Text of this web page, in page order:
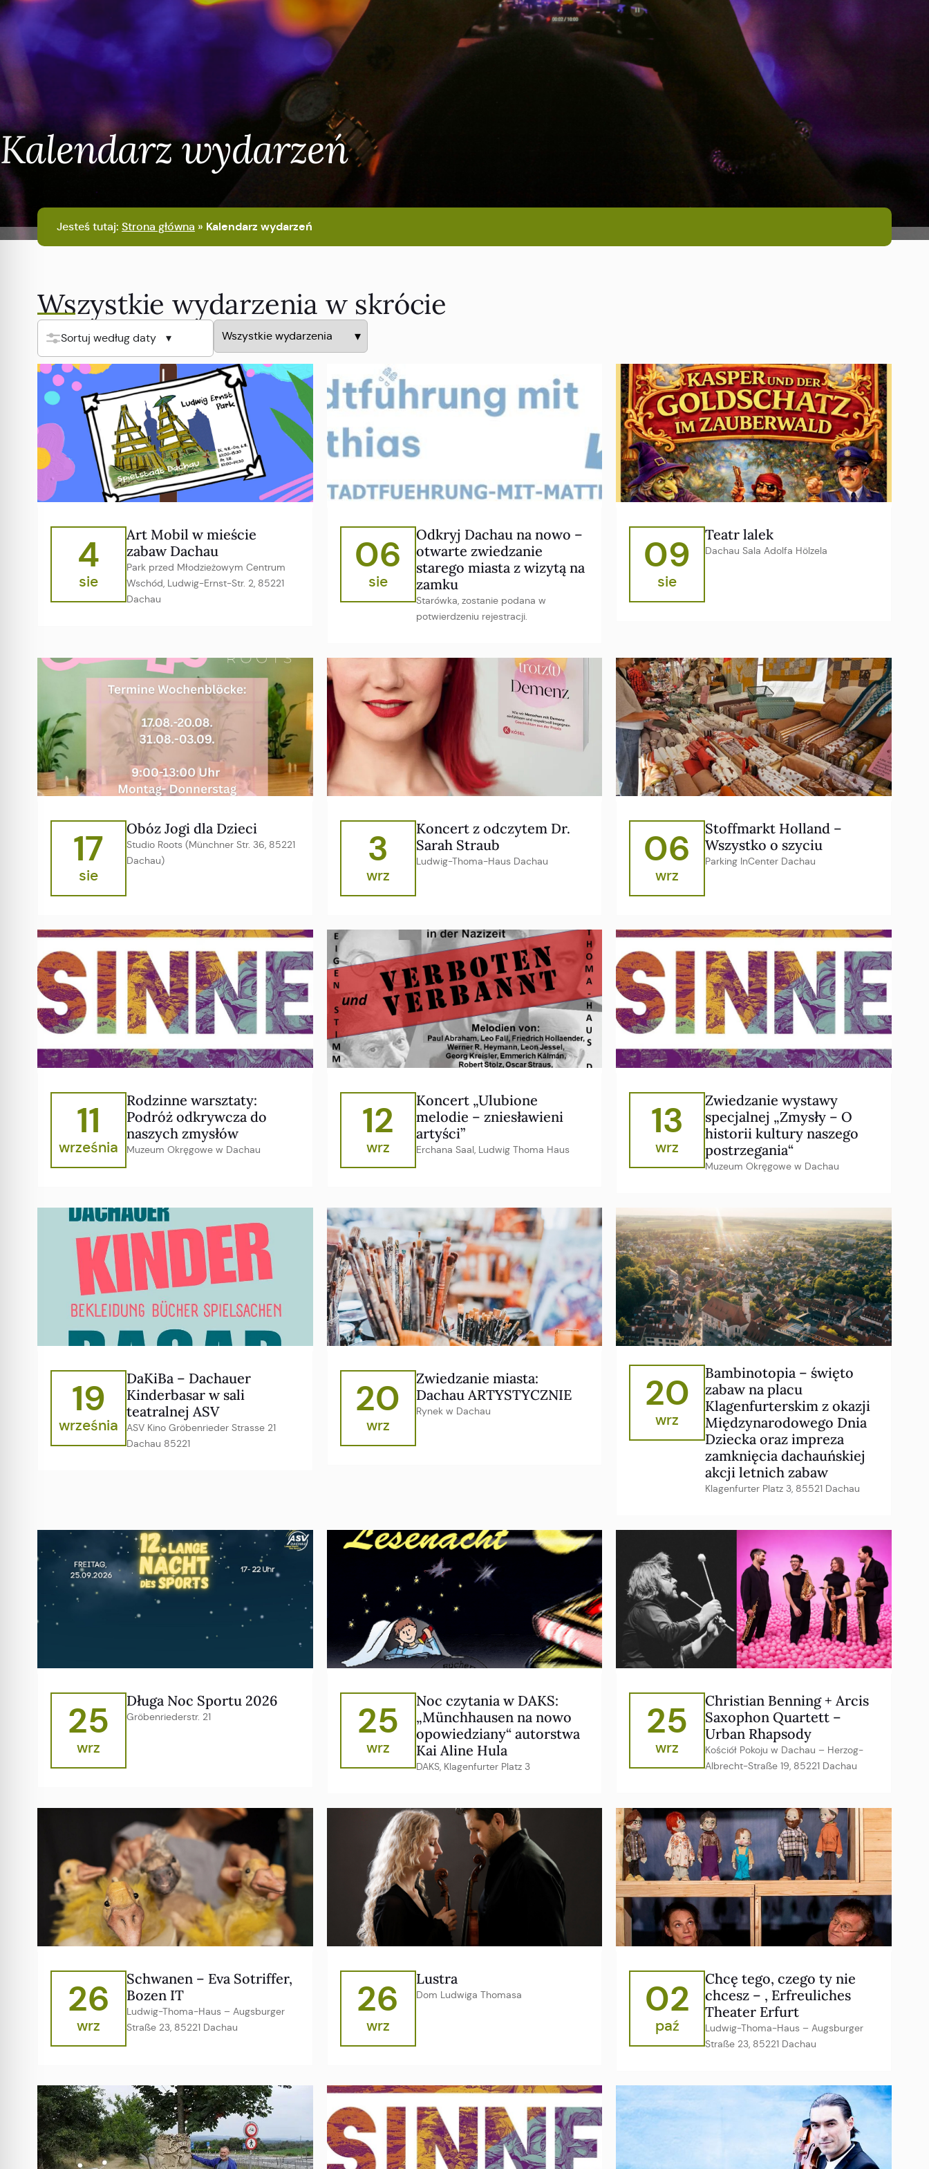
Jesteś tutaj: Strona główna » Kalendarz wydarzeń
Kalendarz wydarzeń
Wszystkie wydarzenia w skrócie
Sortuj według daty
4
sie
Art Mobil w mieście
zabaw Dachau
Park przed Młodzieżowym Centrum
Wschód, Ludwig-Ernst-Str. 2, 85221
Dachau
06
sie
Odkryj Dachau na nowo –
otwarte zwiedzanie
starego miasta z wizytą na
zamku
Starówka, zostanie podana w
potwierdzeniu rejestracji.
09
sie
Teatr lalek
Dachau Sala Adolfa Hölzela
17
sie
Obóz Jogi dla Dzieci
Studio Roots (Münchner Str. 36, 85221
Dachau)
3
wrz
Koncert z odczytem Dr.
Sarah Straub
Ludwig-Thoma-Haus Dachau 06
wrz
Stoffmarkt Holland –
Wszystko o szyciu
Parking InCenter Dachau
11
września
Rodzinne warsztaty:
Podróż odkrywcza do
naszych zmysłów
Muzeum Okręgowe w Dachau
12
wrz
Koncert „Ulubione
melodie – zniesławieni
artyści”
Erchana Saal, Ludwig Thoma Haus
13
wrz
Zwiedzanie wystawy
specjalnej „Zmysły – O
historii kultury naszego
postrzegania“
Muzeum Okręgowe w Dachau
19
września
DaKiBa – Dachauer
Kinderbasar w sali
teatralnej ASV
ASV Kino Gröbenrieder Strasse 21
Dachau 85221
20
wrz
Zwiedzanie miasta:
Dachau ARTYSTYCZNIE
Rynek w Dachau 20
wrz
Bambinotopia – święto
zabaw na placu
Klagenfurterskim z okazji
Międzynarodowego Dnia
Dziecka oraz impreza
zamknięcia dachauńskiej
akcji letnich zabaw
Klagenfurter Platz 3, 85521 Dachau
25
wrz
Długa Noc Sportu 2026
Gröbenriederstr. 21 25
wrz
Noc czytania w DAKS:
„Münchhausen na nowo
opowiedziany“ autorstwa
Kai Aline Hula
DAKS, Klagenfurter Platz 3
25
wrz
Christian Benning + Arcis
Saxophon Quartett –
Urban Rhapsody
Kościół Pokoju w Dachau – Herzog-
Albrecht-Straße 19, 85221 Dachau
26
wrz
Schwanen – Eva Sotriffer,
Bozen IT
Ludwig-Thoma-Haus – Augsburger
Straße 23, 85221 Dachau
26
wrz
Lustra
Dom Ludwiga Thomasa 02
paź
Chcę tego, czego ty nie
chcesz – , Erfreuliches
Theater Erfurt
Ludwig-Thoma-Haus – Augsburger
Straße 23, 85221 Dachau